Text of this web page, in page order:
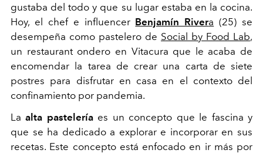
gustaba del todo y que su lugar estaba en la cocina.
Hoy, el chef e influencer Benjamín Rivera (25) se
desempeña como pastelero de Social by Food Lab,
un restaurant ondero en Vitacura que le acaba de
encomendar la tarea de crear una carta de siete
postres para disfrutar en casa en el contexto del
confinamiento por pandemia.
La alta pastelería es un concepto que le fascina y
que se ha dedicado a explorar e incorporar en sus
recetas. Este concepto está enfocado en ir más por